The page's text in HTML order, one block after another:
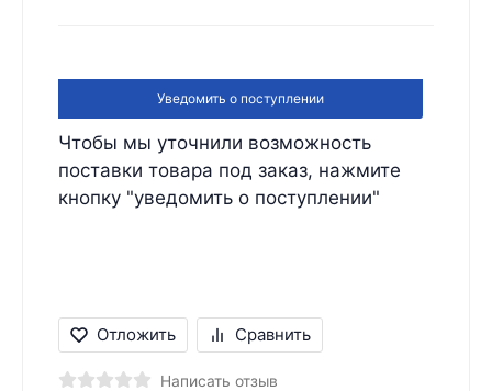
Уведомить о поступлении
Чтобы мы уточнили возможность
поставки товара под заказ, нажмите
кнопку "уведомить о поступлении"
Отложить Сравнить
Написать отзыв